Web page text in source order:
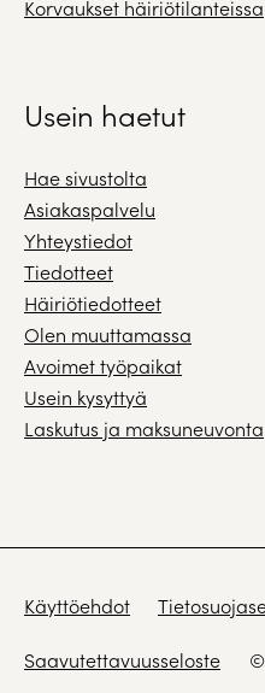
Korvaukset häiriötilanteissa
Usein haetut
Hae sivustolta
Asiakaspalvelu
Yhteystiedot
Tiedotteet
Häiriötiedotteet
Olen muuttamassa
Avoimet työpaikat
Usein kysyttyä
Laskutus ja maksuneuvonta
Käyttöehdot
Saavutettavuusseloste